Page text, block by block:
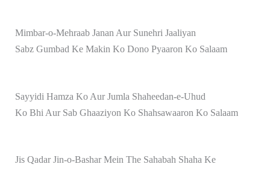
Mimbar-o-Mehraab Janan Aur Sunehri Jaaliyan
Sabz Gumbad Ke Makin Ko Dono Pyaaron Ko Salaam
Sayyidi Hamza Ko Aur Jumla Shaheedan-e-Uhud
Ko Bhi Aur Sab Ghaaziyon Ko Shahsawaaron Ko Salaam
Jis Qadar Jin-o-Bashar Mein The Sahabah Shaha Ke